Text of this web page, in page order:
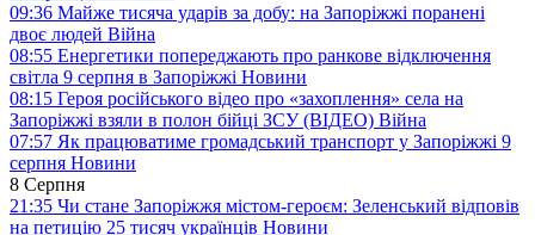
09:36 Майже тисяча ударів за добу: на Запоріжжі поранені
двоє людей Війна
08:55 Енергетики попереджають про ранкове відключення
світла 9 серпня в Запоріжжі Новини
08:15 Героя російського відео про «захоплення» села на
Запоріжжі взяли в полон бійці ЗСУ (ВІДЕО) Війна
07:57 Як працюватиме громадський транспорт у Запоріжжі 9
серпня Новини
8 Серпня
21:35 Чи стане Запоріжжя містом-героєм: Зеленський відповів
на петицію 25 тисяч українців Новини